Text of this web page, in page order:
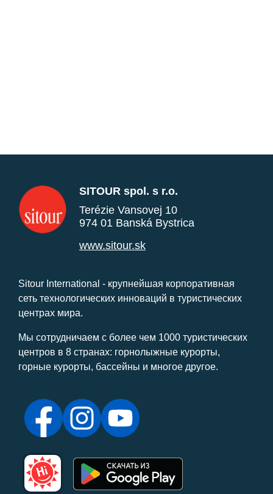
SITOUR spol. s r.o.
Terézie Vansovej 10
974 01 Banská Bystrica
www.sitour.sk
Sitour International - крупнейшая корпоративная
сеть технологических инноваций в туристических
центрах мира.
Мы сотрудничаем с более чем 1000 туристических
центров в 8 странах: горнолыжные курорты,
горные курорты, бассейны и многое другое.